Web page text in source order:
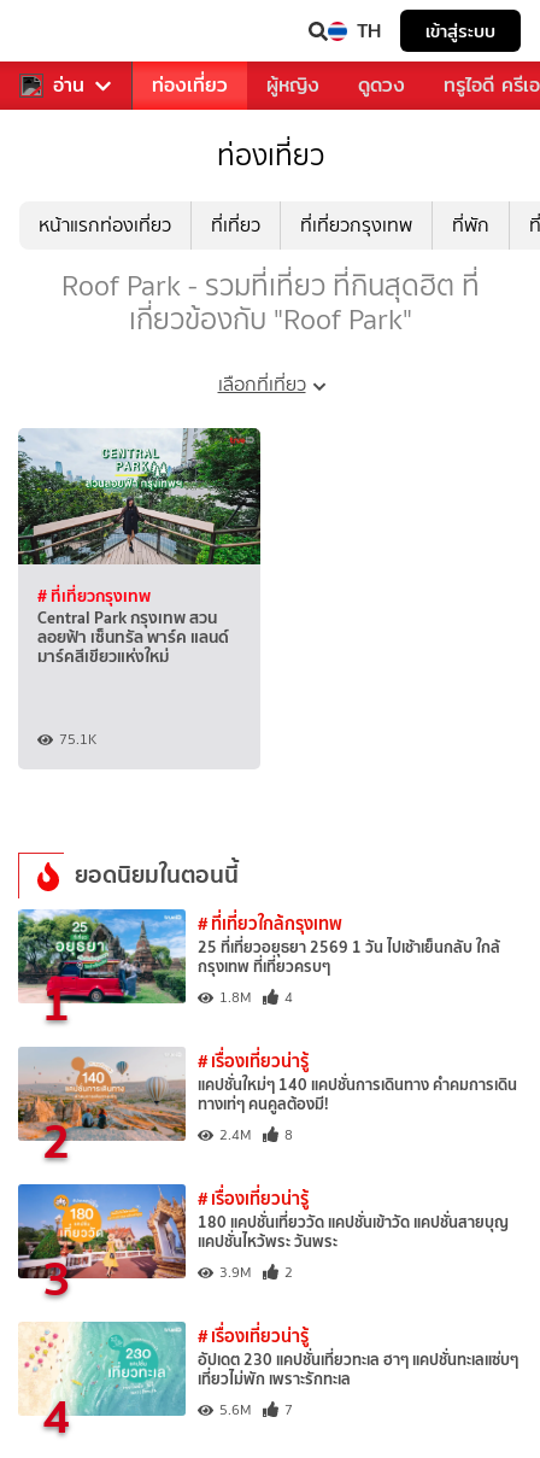
TH เข้าสู่ระบบ
อ่าน
ลง อาหาร ท่องเที่ยว ผู้หญิง ดูดวง ทรูไอดี ครีเ
ท่องเที่ยว
หน้าแรกท่องเที่ยว ที่เที่ยว ที่เที่ยวกรุงเทพ ที่พัก
Roof Park - รวมที่เที่ยว ที่กินสุดฮิต ที่
เกี่ยวข้องกับ "Roof Park"
เลือกที่เที่ยว
# ที่เที่ยวกรุงเทพ
Central Park กรุงเทพ สวน
ลอยฟ้า เซ็นทรัล พาร์ค แลนด์
มาร์คสีเขียวแห่งใหม่
75.1K
ยอดนิยมในตอนนี้
1
# ที่เที่ยวใกล้กรุงเทพ
25 ที่เที่ยวอยุธยา 2569 1 วัน ไปเช้าเย็นกลับ ใกล้
กรุงเทพ ที่เที่ยวครบๆ
1.8M 4
2
# เรื่องเที่ยวน่ารู้
แคปชั่นใหม่ๆ 140 แคปชั่นการเดินทาง คำคมการเดิน
ทางเท่ๆ คนคูลต้องมี!
2.4M 8
3
# เรื่องเที่ยวน่ารู้
180 แคปชั่นเที่ยววัด แคปชั่นเข้าวัด แคปชั่นสายบุญ
แคปชั่นไหว้พระ วันพระ
3.9M 2
4
# เรื่องเที่ยวน่ารู้
อัปเดต 230 แคปชั่นเที่ยวทะเล ฮาๆ แคปชั่นทะเลแซ่บๆ
เที่ยวไม่พัก เพราะรักทะเล
5.6M 7